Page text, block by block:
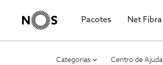
Pacotes Net Fibra
Categorias Centro de Ajuda